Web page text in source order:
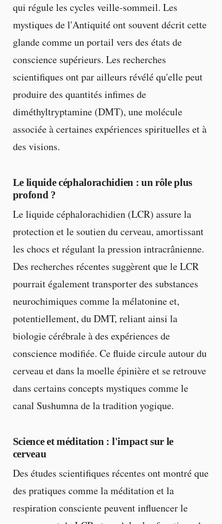
qui régule les cycles veille-sommeil. Les
mystiques de l'Antiquité ont souvent décrit cette
glande comme un portail vers des états de
conscience supérieurs. Les recherches
scientifiques ont par ailleurs révélé qu'elle peut
produire des quantités infimes de
diméthyltryptamine (DMT), une molécule
associée à certaines expériences spirituelles et à
des visions.
Le liquide céphalorachidien : un rôle plus
profond ?
Le liquide céphalorachidien (LCR) assure la
protection et le soutien du cerveau, amortissant
les chocs et régulant la pression intracrânienne.
Des recherches récentes suggèrent que le LCR
pourrait également transporter des substances
neurochimiques comme la mélatonine et,
potentiellement, du DMT, reliant ainsi la
biologie cérébrale à des expériences de
conscience modifiée. Ce fluide circule autour du
cerveau et dans la moelle épinière et se retrouve
dans certains concepts mystiques comme le
canal Sushumna de la tradition yogique.
Science et méditation : l'impact sur le
cerveau
Des études scientifiques récentes ont montré que
des pratiques comme la méditation et la
respiration consciente peuvent influencer le